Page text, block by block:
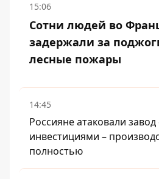
15:06
Сотни людей во
задержали за
лесные пожары
14:45
Россияне атаковали
инвестициями –
полностью